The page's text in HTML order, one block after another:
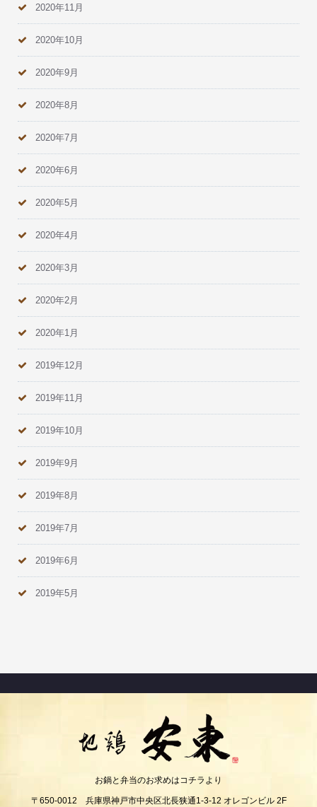
2020年11月
2020年10月
2020年9月
2020年8月
2020年7月
2020年6月
2020年5月
2020年4月
2020年3月
2020年2月
2020年1月
2019年12月
2019年11月
2019年10月
2019年9月
2019年8月
2019年7月
2019年6月
2019年5月
お鍋と弁当のお求めはコチラより
〒650-0012 兵庫県神戸市中央区北長狭通1-3-12 オレゴンビル 2F